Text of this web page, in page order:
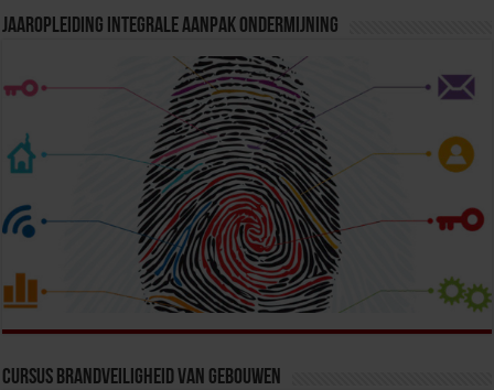
Jaaropleiding Integrale Aanpak Ondermijning
Cursus Brandveiligheid van Gebouwen